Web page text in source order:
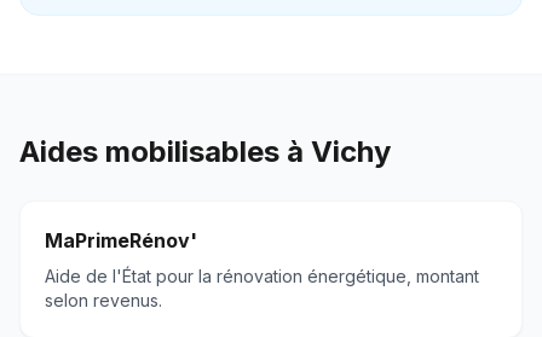
Aides mobilisables à Vichy
MaPrimeRénov'
Aide de l'État pour la rénovation énergétique, montant
selon revenus.